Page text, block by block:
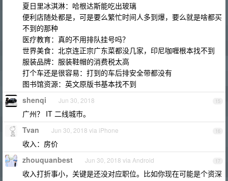
夏日里冰淇淋：哈根达斯能吃出玻璃
便利店随处都是，可是要么繁忙时间人多到爆，要么就是啥都买
不到的那种
医疗教育：真的不用排队挂号吗？
世界美食：北京连正宗广东菜都没几家，印尼咖喱根本找不到
服装品牌：服装鞋帽的消费税太高
打个车还是很容易：打到的车后排安全带都没有
图书馆资源：英文原版书基本找不到
15
shenqi Jun 30, 2018
广州？ IT 二线城市。
16
Tvan Jun 30, 2018 via iPhone
收入：房价
17
zhouquanbest Jun 30, 2018 via Android
收入打折事小，关键是还没对应职位。比如你现在可能是个资深